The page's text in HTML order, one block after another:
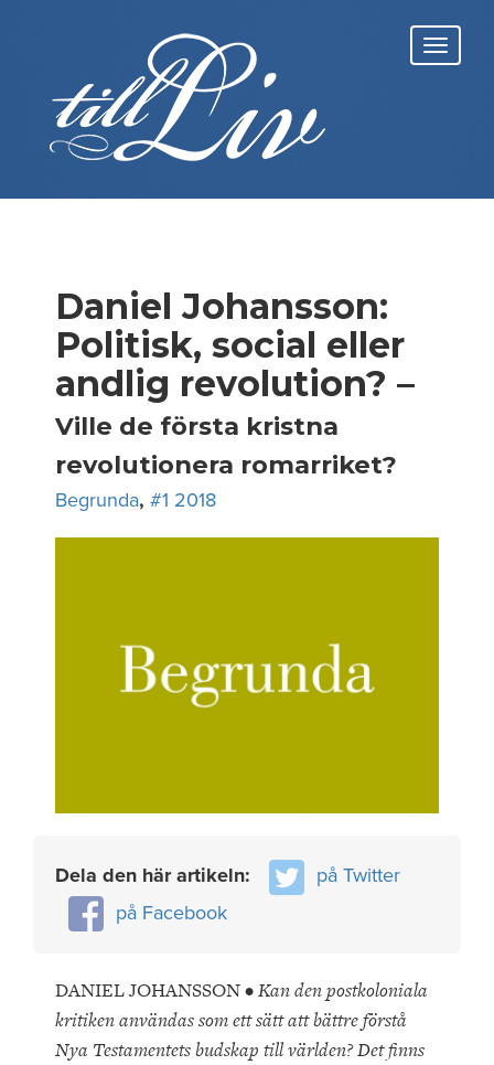
Daniel Johansson:
Politisk, social eller
andlig revolution? –
Ville de första kristna
revolutionera romarriket?
Begrunda, #1 2018
Dela den här artikeln:
på Twitter
på Facebook
DANIEL JOHANSSON •Kan den postkoloniala
kritiken användas som ett sätt att bättre förstå
Nya Testamentets budskap till världen? Det finns